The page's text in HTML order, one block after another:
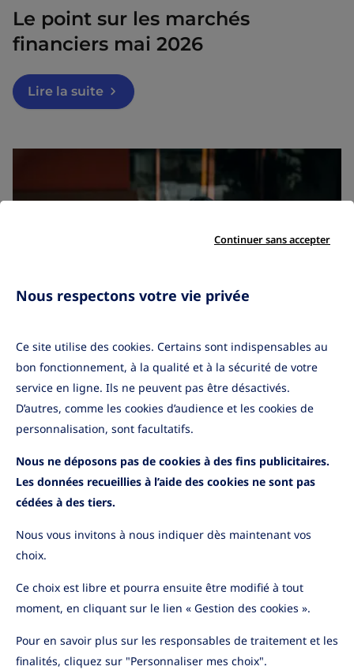
Le point sur les marchés
financiers mai 2026
Lire la suite
Marchés Financiers• 08/04/2026
Le point sur les marchés
financiers avril 2026
Lire la suite
Nous respectons votre vie privée
Ce site utilise des cookies. Certains sont indispensables au
bon fonctionnement, à la qualité et à la sécurité de votre
service en ligne. Ils ne peuvent pas être désactivés.
D’autres, comme les cookies d’audience et les cookies de
personnalisation, sont facultatifs.
Nous ne déposons pas de cookies à des fins publicitaires.
Les données recueillies à l’aide des cookies ne sont pas
cédées à des tiers.
Nous vous invitons à nous indiquer dès maintenant vos
choix.
Ce choix est libre et pourra ensuite être modifié à tout
moment, en cliquant sur le lien « Gestion des cookies ».
Pour en savoir plus sur les responsables de traitement et les
finalités, cliquez sur "Personnaliser mes choix".
Continuer sans accepter